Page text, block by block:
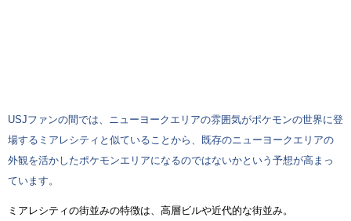
USJファンの間では、ニューヨークエリアの雰囲気がポケモンの世界に登
場するミアレシティと似ていることから、既存のニューヨークエリアの
外観を活かしたポケモンエリアになるのではないかという予想が高まっ
ています。
ミアレシティの街並みの特徴は、高層ビルや近代的な街並み。